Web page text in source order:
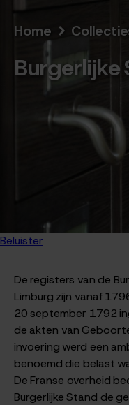
Beluister
Home
Burgerlijke
De registers van de
Limburg zijn vanaf
20 september 1792
de akten van
invoering werd een
benoemd die belast
De Franse overheid
Burgerlijke Stand de